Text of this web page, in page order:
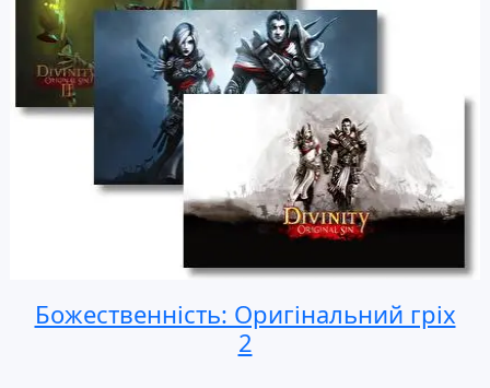
Божественність: Оригінальний гріх
2